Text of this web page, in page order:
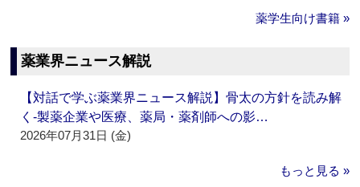
薬学生向け書籍 »
薬業界ニュース解説
【対話で学ぶ薬業界ニュース解説】骨太の方針を読み解
く‐製薬企業や医療、薬局・薬剤師への影…
2026年07月31日 (金)
もっと見る »